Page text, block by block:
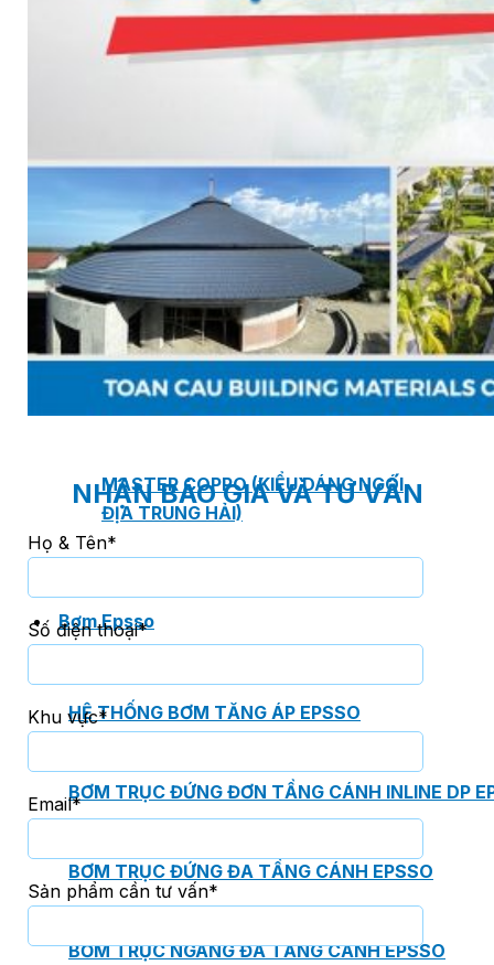
GỖ NHÂN TẠO NAM SOON
GỖ SINH THÁI NOVANO
VÁN OSB (VÁN DĂM ĐỊNH HƯỚNG)
MÁI LÁ NHÂN TẠO CENTRO THATCH
MASTER COPPO (KIỂU DÁNG NGÓI
ĐỊA TRUNG HẢI)
Bơm Epsso
HỆ THỐNG BƠM TĂNG ÁP EPSSO
BƠM TRỤC ĐỨNG ĐƠN TẦNG CÁNH INLINE DP
BƠM TRỤC ĐỨNG ĐA TẦNG CÁNH EPSSO
BƠM TRỤC NGANG ĐA TẦNG CÁNH EPSSO
NHẬN BÁO GIÁ VÀ TƯ VẤN
Họ & Tên*
Số điện thoại*
Khu vực*
Email*
Sản phẩm cần tư vấn*